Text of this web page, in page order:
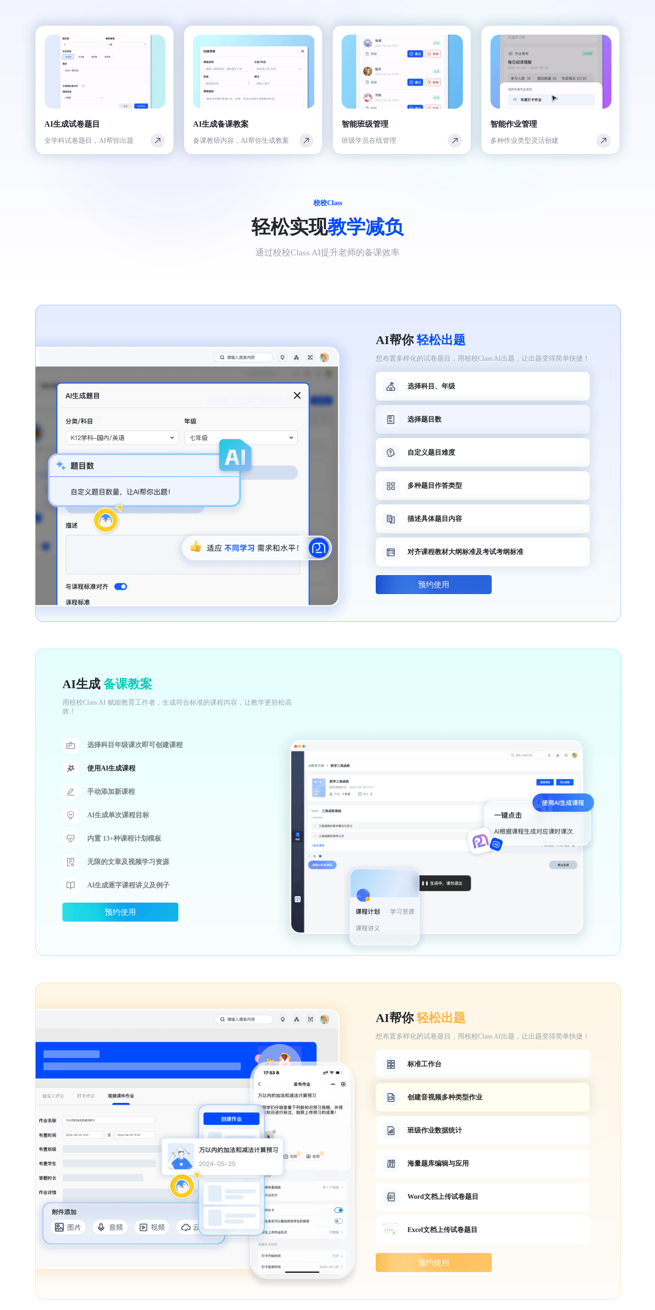
AI生成试卷题目
全学科试卷题目，AI帮你出题
AI生成备课教案
备课教研内容，AI帮你生成教案
智能班级管理
班级学员在线管理
智能作业管理
多种作业类型灵活创建
校校Class
轻松实现教学减负
通过校校Class AI提升老师的备课效率
AI帮你轻松出题
想布置多样化的试卷题目，用校校Class AI出题，让出题变得简单快捷！
选择科目、年级
选择题目数
自定义题目难度
多种题目作答类型
描述具体题目内容
对齐课程教材大纲标准及考试考纲标准
预约使用
AI生成 备课教案
用校校Class AI 赋能教育工作者，生成符合标准的课程内容，让教学更轻松高
效！
选择科目年级课次即可创建课程
使用AI生成课程
手动添加新课程
AI生成单次课程目标
内置 13+种课程计划模板
无限的文章及视频学习资源
AI生成逐字课程讲义及例子
预约使用
AI帮你轻松出题
想布置多样化的试卷题目，用校校Class AI出题，让出题变得简单快捷！
标准工作台
创建音视频多种类型作业
班级作业数据统计
海量题库编辑与应用
Word文档上传试卷题目
Excel文档上传试卷题目
预约使用